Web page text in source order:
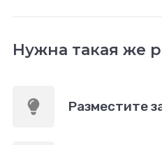
Нужна такая же
Разместите